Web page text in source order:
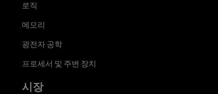
로직
메모리
광전자 공학
프로세서 및 주변 장치
시장